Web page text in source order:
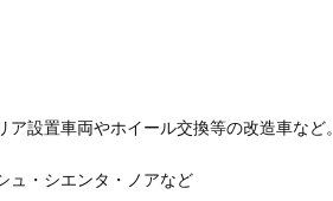
設置車両やホイール交換等の改造車など。
ュ・シエンタ・ノアなど